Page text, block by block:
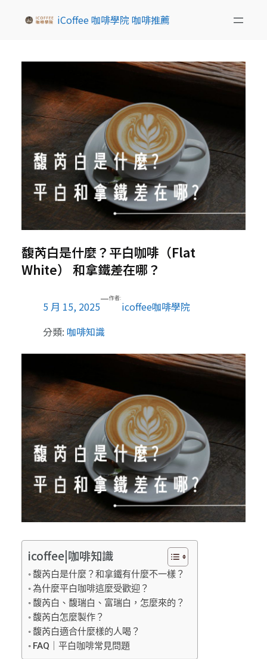
iCoffee 咖啡學院 咖啡推薦
馥芮白是什麼？平白咖啡（Flat
White） 和拿鐵差在哪？
5 月 15, 2025
—作者:
icoffee咖啡學院
分類: 咖啡知識
icoffee|咖啡知識
馥芮白是什麼？和拿鐵有什麼不一樣？
為什麼平白咖啡這麼受歡迎？
馥芮白、馥瑞白、富瑞白，怎麼來的？
馥芮白怎麼製作？
馥芮白適合什麼樣的人喝？
FAQ｜平白咖啡常見問題